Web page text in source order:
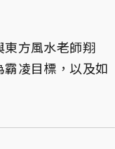
方風水老師翔
凌目標，以及如